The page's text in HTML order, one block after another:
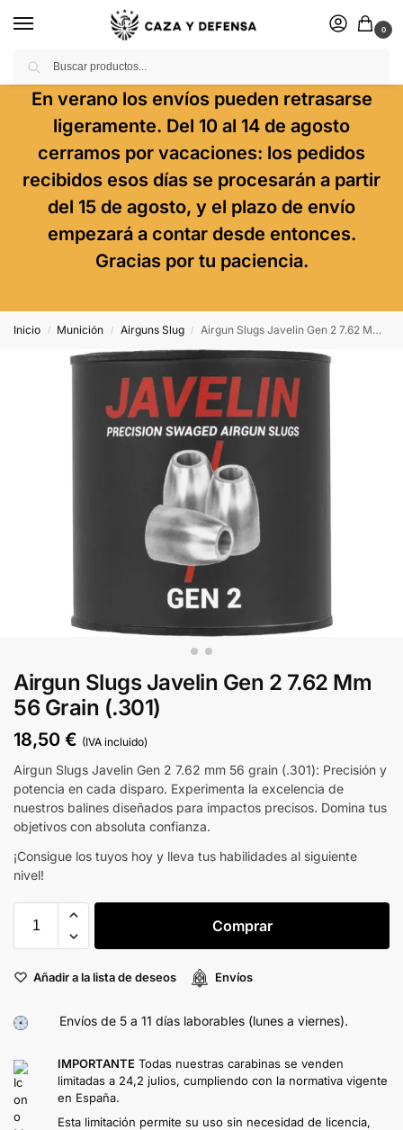
0
En verano los envíos pueden retrasarse
ligeramente. Del 10 al 14 de agosto
cerramos por vacaciones: los pedidos
recibidos esos días se procesarán a partir
del 15 de agosto, y el plazo de envío
empezará a contar desde entonces.
Gracias por tu paciencia.
Inicio / Munición / Airguns Slug / Airgun Slugs Javelin Gen 2 7.62 Mm 56 Grain (.301)
Airgun Slugs Javelin Gen 2 7.62 Mm
56 Grain (.301)
18,50 € (IVA incluido)
Airgun Slugs Javelin Gen 2 7.62 mm 56 grain (.301): Precisión y
potencia en cada disparo. Experimenta la excelencia de
nuestros balines diseñados para impactos precisos. Domina tus
objetivos con absoluta confianza.
¡Consigue los tuyos hoy y lleva tus habilidades al siguiente
nivel!
Comprar
Añadir a la lista de deseos Envíos
Envíos de 5 a 11 días laborables (lunes a viernes).
IMPORTANTE Todas nuestras carabinas se venden
limitadas a 24,2 julios, cumpliendo con la normativa vigente
en España.
Esta limitación permite su uso sin necesidad de licencia,